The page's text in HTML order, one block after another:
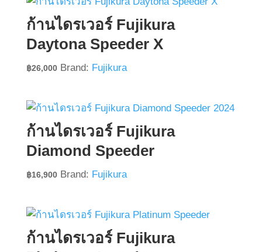
ก้านไดรเวอร์ Fujikura
Daytona Speeder X
฿26,000 Brand: Fujikura
ก้านไดรเวอร์ Fujikura
Diamond Speeder
฿16,900 Brand: Fujikura
ก้านไดรเวอร์ Fujikura